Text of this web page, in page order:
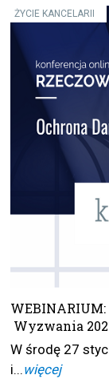
ŻYCIE KANCELARII
Wyzwania
W środę 27
i...więcej